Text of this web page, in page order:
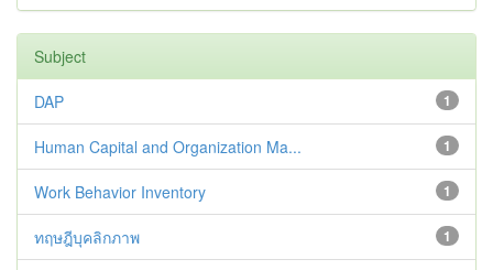
Subject
1
DAP
1
Human Capital and Organization Ma...
1
Work Behavior Inventory
1
ทฤษฎีบุคลิกภาพ